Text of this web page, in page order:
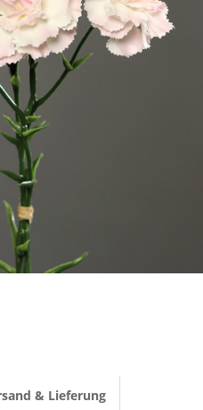
& Lieferung